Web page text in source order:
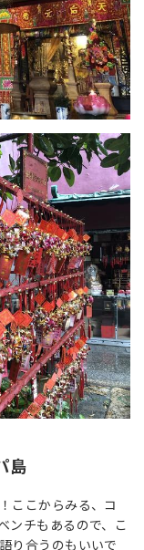
島
ここからみる、コ
ンチもあるので、こ
り合うのもいいで